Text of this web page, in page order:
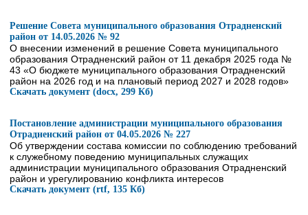
Решение Совета муниципального образования Отрадненский
район от 14.05.2026 № 92
О внесении изменений в решение Совета муниципального
образования Отрадненский район от 11 декабря 2025 года №
43 «О бюджете муниципального образования Отрадненский
район на 2026 год и на плановый период 2027 и 2028 годов»
Скачать документ (docx, 299 Кб)
Постановление администрации муниципального образования
Отрадненский район от 04.05.2026 № 227
Об утверждении состава комиссии по соблюдению требований
к служебному поведению муниципальных служащих
администрации муниципального образования Отрадненский
район и урегулированию конфликта интересов
Скачать документ (rtf, 135 Кб)